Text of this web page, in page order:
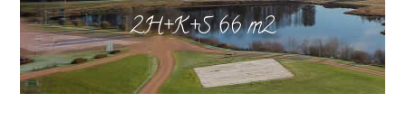
2H+K+S 66 m2